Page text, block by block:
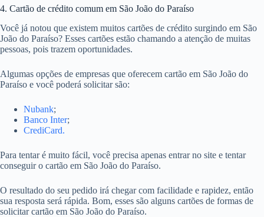
4. Cartão de crédito comum em São João do Paraíso
Você já notou que existem muitos cartões de crédito surgindo em São
João do Paraíso? Esses cartões estão chamando a atenção de muitas
pessoas, pois trazem oportunidades.
Algumas opções de empresas que oferecem cartão em São João do
Paraíso e você poderá solicitar são:
Nubank;
Banco Inter;
CrediCard.
Para tentar é muito fácil, você precisa apenas entrar no site e tentar
conseguir o cartão em São João do Paraíso.
O resultado do seu pedido irá chegar com facilidade e rapidez, então
sua resposta será rápida. Bom, esses são alguns cartões de formas de
solicitar cartão em São João do Paraíso.